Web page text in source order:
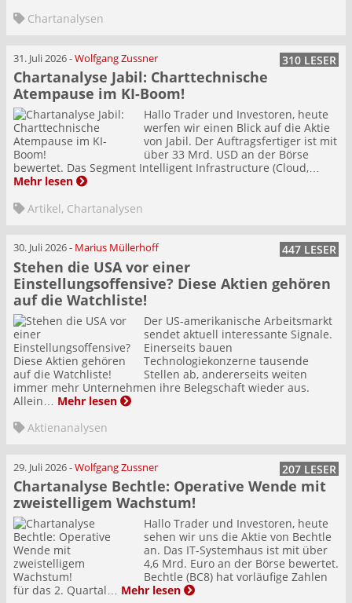
Chartanalysen
31. Juli 2026-Wolfgang Zussner 310 LESER
Chartanalyse Jabil: Charttechnische
Atempause im KI-Boom!
Hallo Trader und Investoren, heute
werfen wir einen Blick auf die Aktie
von Jabil. Der Auftragsfertiger ist mit
über 33 Mrd. USD an der Börse
bewertet. Das Segment Intelligent Infrastructure (Cloud,…
Mehr lesen
Artikel, Chartanalysen
30. Juli 2026- Marius Müllerhoff 447 LESER
Stehen die USA vor einer
Einstellungsoffensive? Diese Aktien gehören
auf die Watchliste!
Der US-amerikanische Arbeitsmarkt
sendet aktuell interessante Signale.
Einerseits bauen
Technologiekonzerne tausende
Stellen ab, andererseits weiten
immer mehr Unternehmen ihre Belegschaft wieder aus.
Allein… Mehr lesen
Aktienanalysen
29. Juli 2026-Wolfgang Zussner 207 LESER
Chartanalyse Bechtle: Operative Wende mit
zweistelligem Wachstum!
Hallo Trader und Investoren, heute
sehen wir uns die Aktie von Bechtle
an. Das IT-Systemhaus ist mit über
4,6 Mrd. Euro an der Börse bewertet.
Bechtle (BC8) hat vorläufige Zahlen
für das 2. Quartal… Mehr lesen